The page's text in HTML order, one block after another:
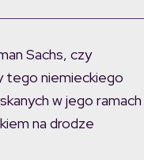
Sachs, czy
tego niemieckiego
w jego ramach
na drodze